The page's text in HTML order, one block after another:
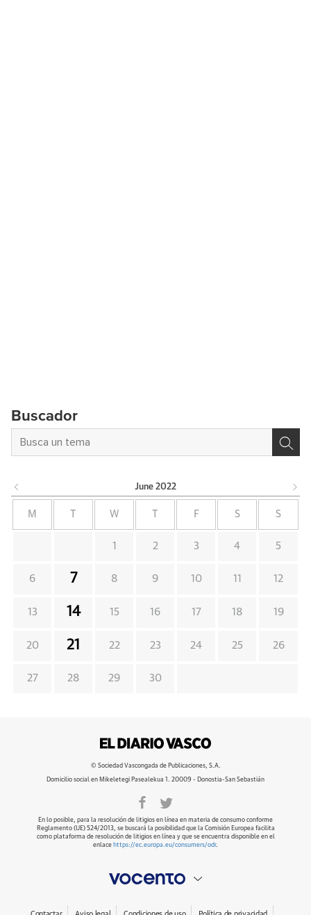
Buscador
June 2022
M W F S S
1 2 3 4 5
6 7 8 9 10 11 12
13 14 15 16 17 18 19
20 21 22 23 24 25 26
27 28 29 30
© Sociedad Vascongada de Publicaciones, S.A.
Domicilio social en Mikeletegi Pasealekua 1. 20009 - Donostia-San Sebastián
En lo posible, para la resolución de litigios en línea en materia de consumo conforme
Reglamento (UE) 524/2013, se buscará la posibilidad que la Comisión Europea facilita
como plataforma de resolución de litigios en línea y que se encuentra disponible en el
enlace https://ec.europa.eu/consumers/odr.